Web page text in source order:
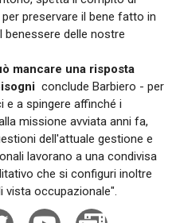
preservare il bene fatto in
delle nostre
mancare una risposta
 conclude Barbiero - per
a spingere affinché i
missione avviata anni fa,
dell'attuale gestione e
lavorano a una condivisa
che si configuri inoltre
occupazionale".